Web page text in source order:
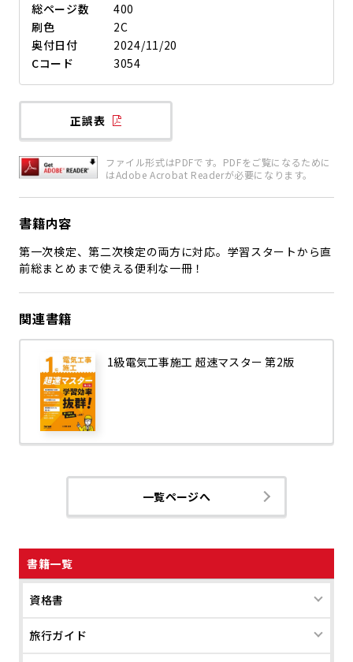
書籍一覧
資格書
旅行ガイド
総ページ数
400
刷色
2C
奥付日付
2024/11/20
Cコード
3054
正誤表
ファイル形式はPDFです。PDFをご覧になるために
はAdobe Acrobat Readerが必要になります。
書籍内容
第一次検定、第二次検定の両方に対応。学習スタートから直
前総まとめまで使える便利な一冊！
関連書籍
1級電気工事施工 超速マスター 第2版
一覧ページへ